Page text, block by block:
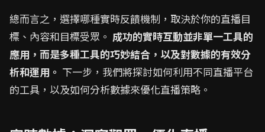
總而言之，選擇哪種實時反饋機制，取決於你的直播目
標、內容和目標受眾。 成功的實時互動並非單一工具的
應用，而是多種工具的巧妙結合，以及對數據的有效分
析和運用。 下一步，我們將探討如何利用不同直播平台
的工具，以及如何分析數據來優化直播策略。